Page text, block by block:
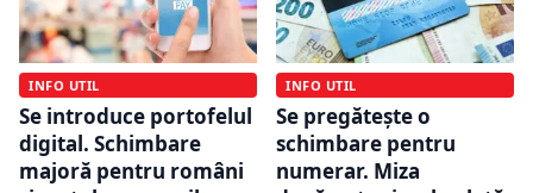
INFO UTIL
Se introduce portofelul
digital. Schimbare
majoră pentru români
INFO UTIL
Se pregătește o
schimbare pentru
numerar. Miza